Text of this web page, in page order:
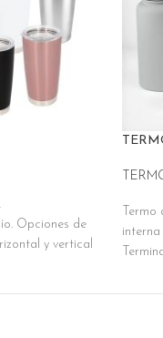
Opciones de
y vertical
de